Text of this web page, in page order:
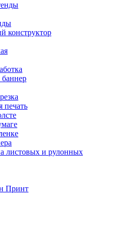
конструктор
печать
листовых и рулонных
Принт